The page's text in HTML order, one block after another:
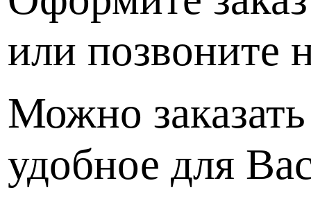
или позвоните
Можно
удобное для